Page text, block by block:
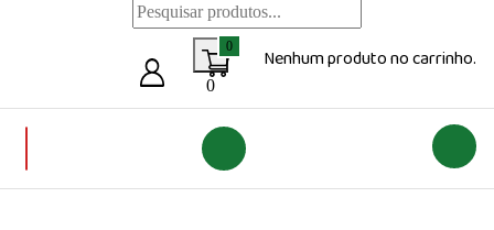
0
0
Nenhum produto no carrinho.